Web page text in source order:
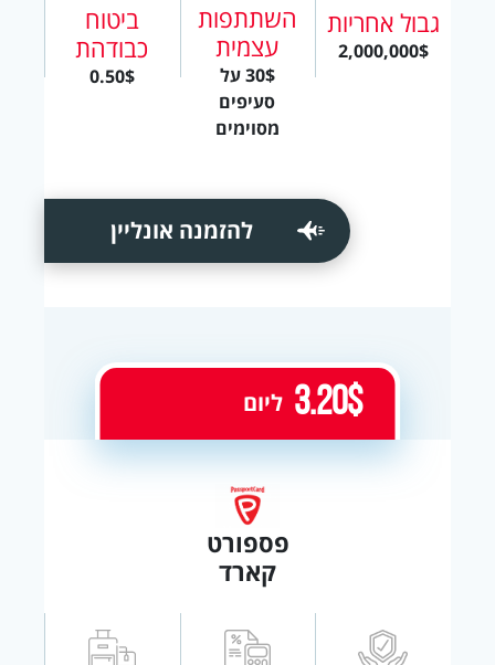
גבול אחריות
2,000,000$
השתתפות
עצמית
30$ על
סעיפים
מסוימים
ביטוח
כבודהת
0.50$
להזמנה אונליין
פספורט
קארד
3.20$ ליום